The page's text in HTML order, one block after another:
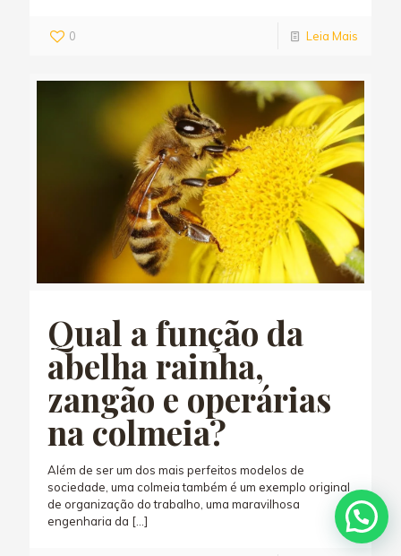
0 Leia Mais
Qual a função da
abelha rainha,
zangão e operárias
na colmeia?
Além de ser um dos mais perfeitos modelos de
sociedade, uma colmeia também é um exemplo original
de organização do trabalho, uma maravilhosa
engenharia da […]